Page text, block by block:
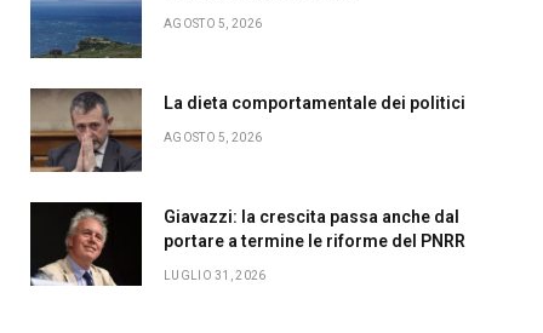
AGOSTO 5, 2026
La dieta comportamentale dei politici
AGOSTO 5, 2026
Giavazzi: la crescita passa anche dal
portare a termine le riforme del PNRR
LUGLIO 31, 2026